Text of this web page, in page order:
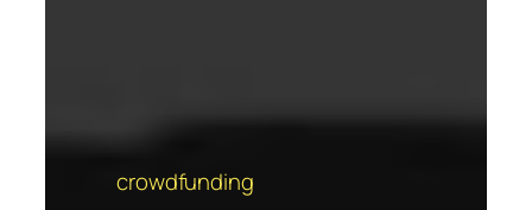
crowdfunding